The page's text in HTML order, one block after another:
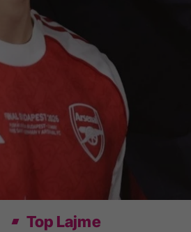
Top Lajme